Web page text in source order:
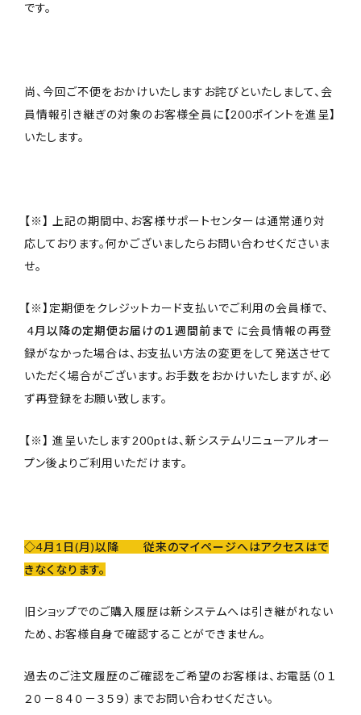
です。
尚、今回ご不便をおかけいたしますお詫びといたしまして、会
員情報引き継ぎの対象のお客様全員に【200ポイントを進呈】
いたします。
【※】 上記の期間中、お客様サポートセンターは通常通り対
応しております。何かございましたらお問い合わせくださいま
せ。
【※】定期便をクレジットカード支払いでご利用の会員様で、
4月以降の定期便お届けの１週間前まで に会員情報の再登
録がなかった場合は、お支払い方法の変更をして発送させて
いただく場合がございます。お手数をおかけいたしますが、必
ず再登録をお願い致します。
【※】 進呈いたします200ptは、新システムリニューアルオー
プン後よりご利用いただけます。
◇4月1日(月)以降 従来のマイページへはアクセスはで
きなくなります。
旧ショップでのご購入履歴は新システムへは引き継がれない
ため、お客様自身で確認することができません。
過去のご注文履歴のご確認をご希望のお客様は、お電話（０１
２０－８４０－３５９）までお問い合わせください。